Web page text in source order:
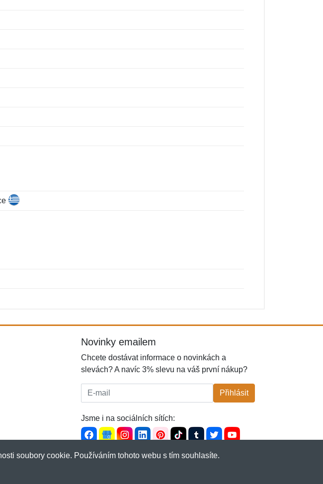
Novinky emailem
Chcete dostávat informace o novinkách a
slevách? A navíc 3% slevu na váš první nákup?
E-mail: Přihlásit
Jsme i na sociálních sítích:
soubory cookie. Používáním tohoto webu s tím souhlasíte.